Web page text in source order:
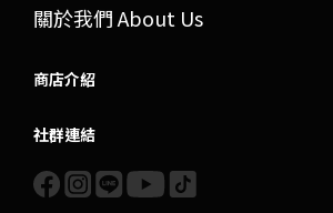
關於我們 About Us
商店介紹
社群連結